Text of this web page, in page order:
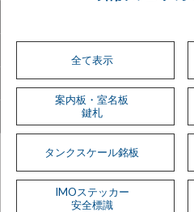
全て表示
案内板・室名板
鍵札
タンクスケール銘板
IMOステッカー
安全標識